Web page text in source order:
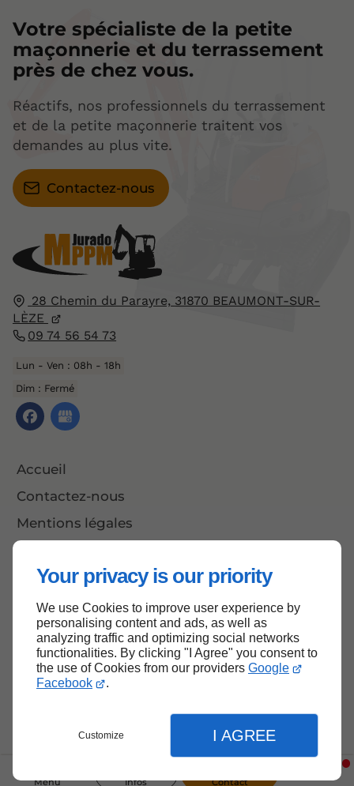
Your privacy is our priority
We use Cookies to improve user experience by
personalising content and ads, as well as
analyzing traffic and optimizing social networks
functionalities. By clicking "I Agree" you consent to
the use of Cookies from our providers Google
Facebook
.
Customize I AGREE
Menu Infos Contact
28 Chemin du Parayre, 31870 BEAUMONT-SUR-
LÈZE
09 74 56 54 73
Lun - Ven : 08h - 18h
Dim : Fermé
Accueil
Contactez-nous
Mentions légales
Votre spécialiste de la petite
maçonnerie et du terrassement
près de chez vous.
Réactifs, nos professionnels du terrassement
et de la petite maçonnerie traitent vos
demandes au plus vite.
Contactez-nous
Haut de page